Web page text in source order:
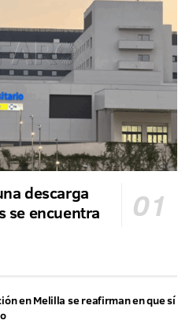
descarga
se encuentra
en Melilla se reafirman en que sí